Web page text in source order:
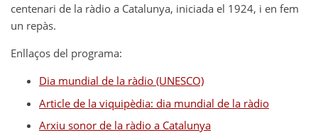
centenari de la ràdio a Catalunya, iniciada el 1924, i en fem
un repàs.
Enllaços del programa:
Dia mundial de la ràdio (UNESCO)
Article de la viquipèdia: dia mundial de la ràdio
Arxiu sonor de la ràdio a Catalunya